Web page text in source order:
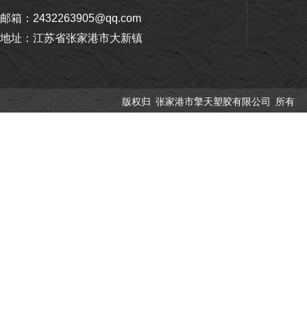
• 塑料增韧剂
邮箱：2432263905@qq.com
地址：江苏省张家港市大新镇
版权归 张家港市擎天塑胶有限公司 所